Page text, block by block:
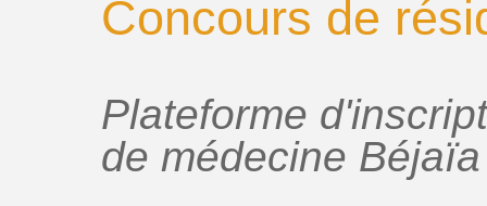
Concours de
Plateforme
de médecine Béjaïa